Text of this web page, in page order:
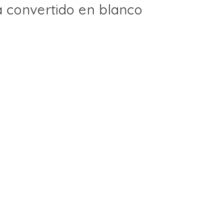
convertido en blanco